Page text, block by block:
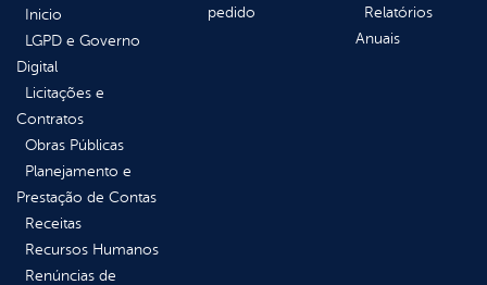
Inicio
LGPD e Governo
Digital
Licitações e
Contratos
Obras Públicas
Planejamento e
Prestação de Contas
Receitas
Recursos Humanos
Renúncias de
pedido
Relatórios
Anuais